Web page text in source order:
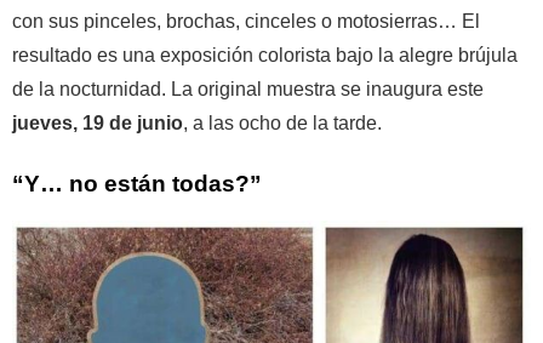
con sus pinceles, brochas, cinceles o motosierras… El
resultado es una exposición colorista bajo la alegre brújula
de la nocturnidad. La original muestra se inaugura este
jueves, 19 de junio, a las ocho de la tarde.
“Y… no están todas?”